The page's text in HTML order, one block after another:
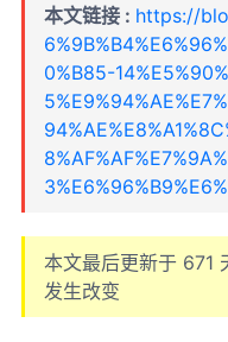
本文链接 : https://
0%B85-
本文最后更新于 671
发生改变